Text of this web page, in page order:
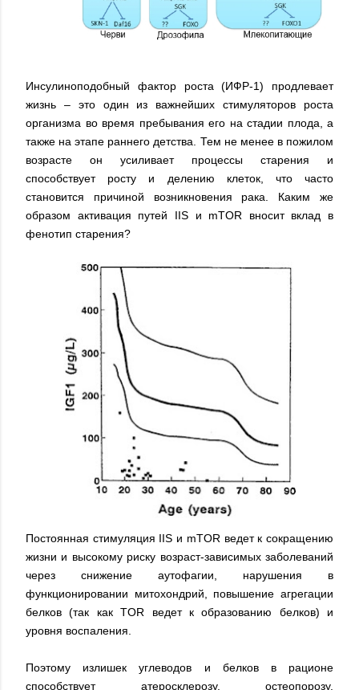
Инсулиноподобный фактор роста (ИФР-1) продлевает
жизнь – это один из важнейших стимуляторов роста
организма во время пребывания его на стадии плода, а
также на этапе раннего детства. Тем не менее в пожилом
возрасте он усиливает процессы старения и
способствует росту и делению клеток, что часто
становится причиной возникновения рака. Каким же
образом активация путей IIS и mTOR вносит вклад в
фенотип старения?
Постоянная стимуляция IIS и mTOR ведет к сокращению
жизни и высокому риску возраст-зависимых заболеваний
через снижение аутофагии, нарушения в
функционировании митохондрий, повышение агрегации
белков (так как TOR ведет к образованию белков) и
уровня воспаления.
Поэтому излишек углеводов и белков в рационе
способствует атеросклерозу, остеопорозу,